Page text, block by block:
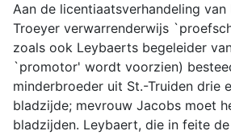
Aan de licentiaatsverhandeling
Troeyer verwarrenderwijs
zoals ook Leybaerts begeleider
`promotor' wordt voorzien)
minderbroeder uit St.-Truiden drie
bladzijde; mevrouw Jacobs moet
bladzijden. Leybaert, die in feite de